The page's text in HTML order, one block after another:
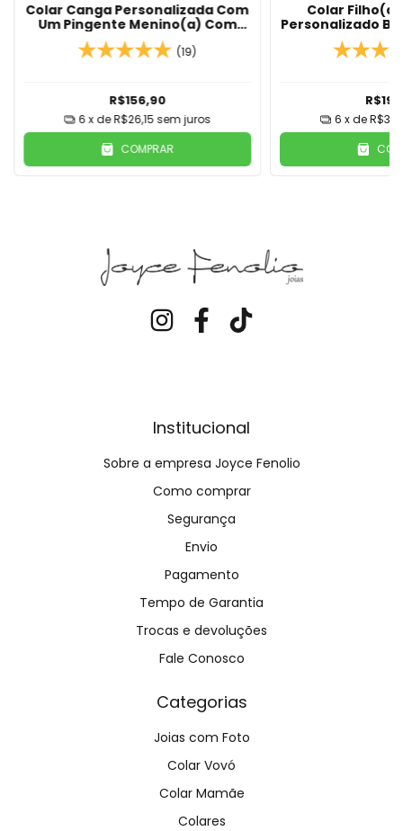
Colar Canga Personalizada Com
Um Pingente Menino(a) Com
Zircônias Azul ou Rubi Banhado
Em Ouro 18K(19)
R$156,90
6x deR$26,15 sem juros
COMPRAR
Colar
Personalizado
6 x de
Institucional
Sobre a empresa Joyce Fenolio
Como comprar
Segurança
Envio
Pagamento
Tempo de Garantia
Trocas e devoluções
Fale Conosco
Categorias
Joias com Foto
Colar Vovó
Colar Mamãe
Colares